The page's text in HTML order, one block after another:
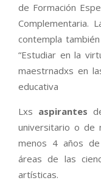
de Formación
Complementaria.
contempla
“Estudiar en la
maestrnadxs en
educativa
Lxs aspirantes
universitario o de
menos 4 años
áreas de las
artísticas.